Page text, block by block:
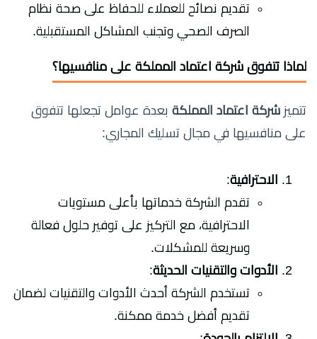
تقديم نصائح للعملاء للحفاظ على صحة نظام
الصرف الصحي وتجنب المشاكل المستقبلية.
لماذا تتفوق شركة اعتماد المملكة على منافسيها؟
تتميز شركة اعتماد المملكة بعدة عوامل تجعلها تتفوق
على منافسيها في مجال تسليك المجاري:
الاحترافية:
تقدم الشركة خدماتها بأعلى مستويات
الاحترافية، مع التركيز على توفير حلول فعالة
وسريعة للمشكلات.
الأدوات والتقنيات الحديثة:
تستخدم الشركة أحدث الأدوات والتقنيات لضمان
تقديم أفضل خدمة ممكنة.